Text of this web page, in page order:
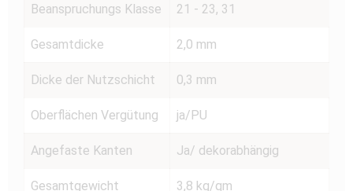
Beanspruchungs Klasse 21 - 23, 31
Gesamtdicke 2,0 mm
Dicke der Nutzschicht 0,3 mm
Oberflächen Vergütung ja/PU
Angefaste Kanten Ja/ dekorabhängig
Gesamtgewicht 3,8 kg/qm